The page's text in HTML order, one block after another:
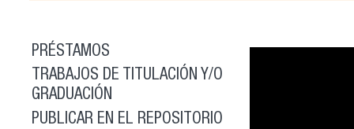
PRÉSTAMOS
TRABAJOS DE TITULACIÓN Y/O
GRADUACIÓN
PUBLICAR EN EL REPOSITORIO